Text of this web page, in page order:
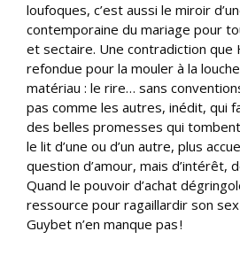
loufoques, c’est aussi le miroir
contemporaine du mariage pour
et sectaire. Une contradiction que
refondue pour la mouler à la
matériau : le rire… sans
pas comme les autres, inédit, qui
des belles promesses qui
le lit d’une ou d’un autre, plus
question d’amour, mais d’intérêt,
Quand le pouvoir d’achat
ressource pour ragaillardir son
Guybet n’en manque pas !